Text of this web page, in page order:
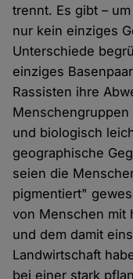
trennt. Es gibt –
nur kein einziges
Unterschiede
einziges
Rassisten ihre
und biologisch
geographische
seien die
pigmentiert"
von Menschen mit
und dem damit
Landwirtschaft
bei einer stark